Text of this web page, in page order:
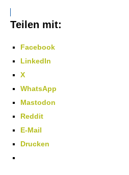
Teilen mit:
Facebook
LinkedIn
X
WhatsApp
Mastodon
Reddit
E-Mail
Drucken